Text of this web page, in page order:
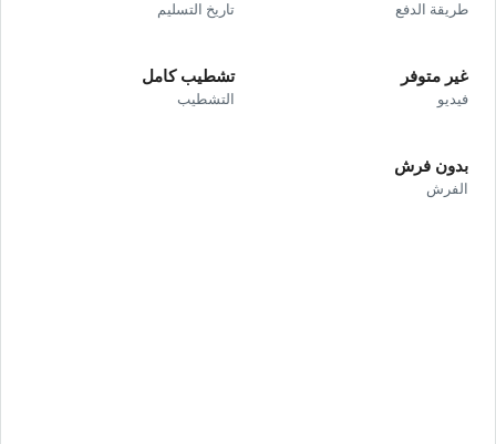
طريقة الدفع تاريخ التسليم
غير متوفر
فيديو
تشطيب كامل
التشطيب
بدون فرش
الفرش